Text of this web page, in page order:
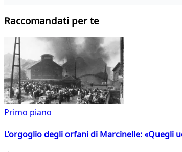
Raccomandati per te
Primo piano
L’orgoglio degli orfani di Marcinelle: «Quegli